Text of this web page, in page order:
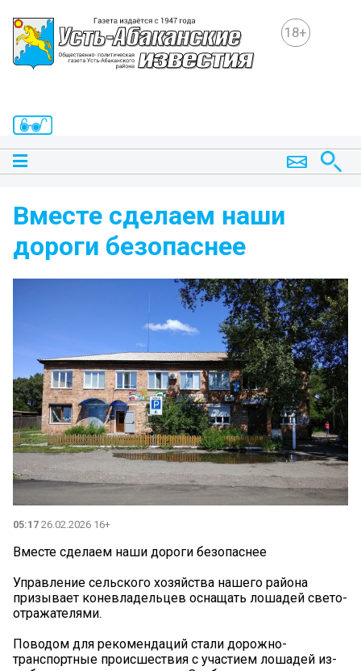
18+
Вместе сделаем наши
дороги безопаснее
05:17 26.02.2026 16+
Вместе сделаем наши дороги безопаснее
Управление сельского хозяйства нашего района
призывает коневладельцев оснащать лошадей свето-
отражателями.
Поводом для рекомендаций стали дорожно-
транспортные происшествия с участием лошадей из-